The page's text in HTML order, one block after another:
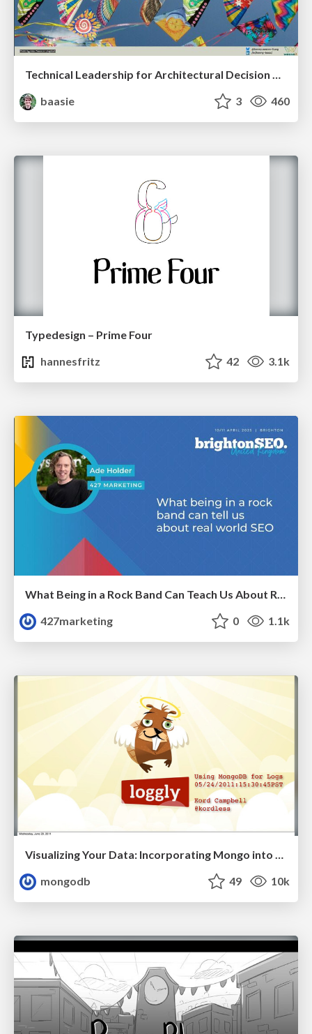
Technical Leadership for Architectural Decision Making
baasie
3 460
Typedesign – Prime Four
hannesfritz
42 3.1k
What Being in a Rock Band Can Teach Us About Real World SEO
427marketing
0 1.1k
mongodb
49 10k